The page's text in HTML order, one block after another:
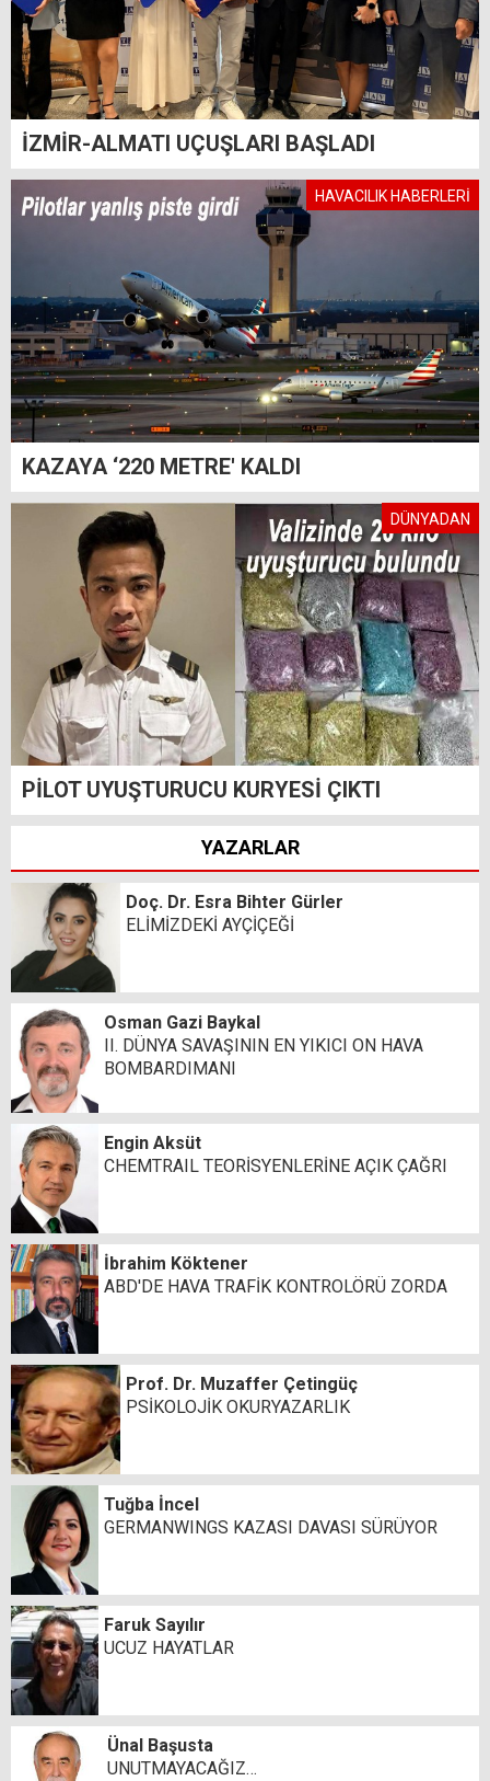
İZMİR-ALMATI UÇUŞLARI BAŞLADI
HAVACILIK HABERLERİ
KAZAYA ‘220 METRE' KALDI
DÜNYADAN
PİLOT UYUŞTURUCU KURYESİ ÇIKTI
YAZARLAR
Doç. Dr. Esra Bihter Gürler
ELİMİZDEKİ AYÇİÇEĞİ
Osman Gazi Baykal
II. DÜNYA SAVAŞININ EN YIKICI ON HAVA
BOMBARDIMANI
Engin Aksüt
CHEMTRAIL TEORİSYENLERİNE AÇIK ÇAĞRI
İbrahim Köktener
ABD'DE HAVA TRAFİK KONTROLÖRÜ ZORDA
Prof. Dr. Muzaffer Çetingüç
PSİKOLOJİK OKURYAZARLIK
Tuğba İncel
GERMANWINGS KAZASI DAVASI SÜRÜYOR
Faruk Sayılır
UCUZ HAYATLAR
Ünal Başusta
UNUTMAYACAĞIZ…